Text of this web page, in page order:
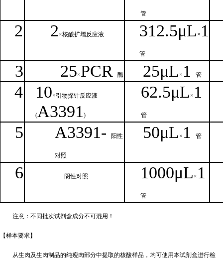
管
2 2×核酸扩增反应液 312.5μL × 1
管
3 25×PCR 酶 25μL × 1 管
4 10×引物探针反应液
(A3391)
62.5μL × 1
管
5 A3391- 阳性
对照
50μL × 1管
6 阴性对照 1000μL × 1
管
注意：不同批次试剂盒成分不可混用！
【样本要求】
从生肉及生肉制品的纯瘦肉部分中提取的核酸样品，均可使用本试剂盒进行检